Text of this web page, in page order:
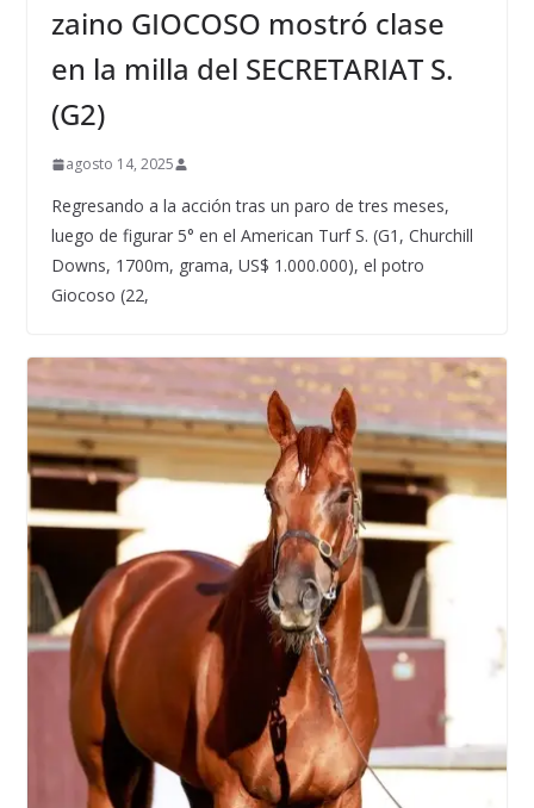
zaino GIOCOSO mostró clase
en la milla del SECRETARIAT S.
(G2)
agosto 14, 2025
Regresando a la acción tras un paro de tres meses,
luego de figurar 5° en el American Turf S. (G1, Churchill
Downs, 1700m, grama, US$ 1.000.000), el potro
Giocoso (22,